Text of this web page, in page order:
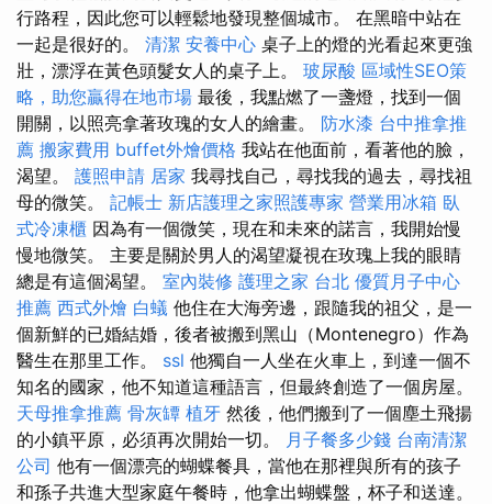
行路程，因此您可以輕鬆地發現整個城市。 在黑暗中站在
一起是很好的。 清潔 安養中心 桌子上的燈的光看起來更強
壯，漂浮在黃色頭髮女人的桌子上。 玻尿酸 區域性SEO策
略，助您贏得在地市場 最後，我點燃了一盞燈，找到一個
開關，以照亮拿著玫瑰的女人的繪畫。 防水漆 台中推拿推
薦 搬家費用 buffet外燴價格 我站在他面前，看著他的臉，
渴望。 護照申請 居家 我尋找自己，尋找我的過去，尋找祖
母的微笑。 記帳士 新店護理之家照護專家 營業用冰箱 臥
式冷凍櫃 因為有一個微笑，現在和未來的諾言，我開始慢
慢地微笑。 主要是關於男人的渴望凝視在玫瑰上我的眼睛
總是有這個渴望。 室內裝修 護理之家 台北 優質月子中心
推薦 西式外燴 白蟻 他住在大海旁邊，跟隨我的祖父，是一
個新鮮的已婚結婚，後者被搬到黑山（Montenegro）作為
醫生在那里工作。 ssl 他獨自一人坐在火車上，到達一個不
知名的國家，他不知道這種語言，但最終創造了一個房屋。
天母推拿推薦 骨灰罈 植牙 然後，他們搬到了一個塵土飛揚
的小鎮平原，必須再次開始一切。 月子餐多少錢 台南清潔
公司 他有一個漂亮的蝴蝶餐具，當他在那裡與所有的孩子
和孫子共進大型家庭午餐時，他拿出蝴蝶盤，杯子和送達。